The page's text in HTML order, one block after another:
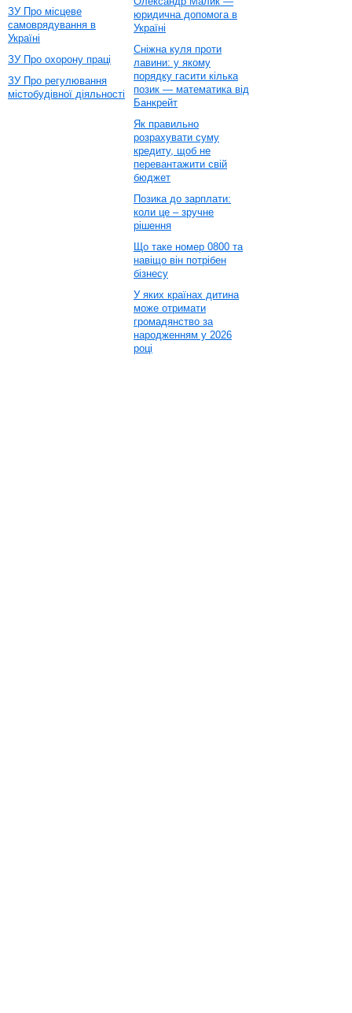
ЗУ Про місцеве
самоврядування в
Україні
ЗУ Про охорону праці
ЗУ Про регулювання
містобудівної діяльності
юридична допомога в
Україні
Сніжна куля проти
лавини: у якому
порядку гасити кілька
позик — математика від
Банкрейт
Як правильно
розрахувати суму
кредиту, щоб не
перевантажити свій
бюджет
Позика до зарплати:
коли це – зручне
рішення
Що таке номер 0800 та
навіщо він потрібен
бізнесу
У яких країнах дитина
може отримати
громадянство за
народженням у 2026
році